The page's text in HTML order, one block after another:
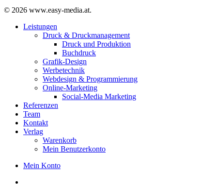
© 2026 www.easy-media.at.
Close
Leistungen
Druck & Druckmanagement
Druck und Produktion
Buchdruck
Grafik-Design
Werbetechnik
Webdesign & Programmierung
Online-Marketing
Social-Media Marketing
Referenzen
Team
Kontakt
Verlag
Warenkorb
Mein Benutzerkonto
Mein Konto